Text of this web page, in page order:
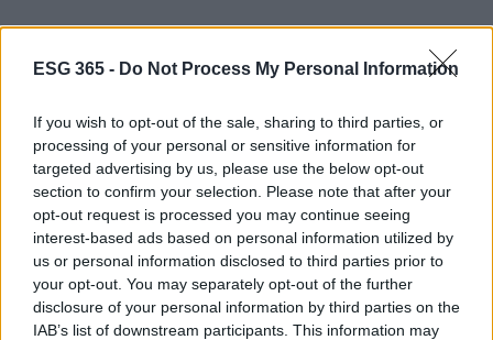
ESG 365 - Do Not Process My Personal Information
If you wish to opt-out of the sale, sharing to third parties, or
processing of your personal or sensitive information for
targeted advertising by us, please use the below opt-out
section to confirm your selection. Please note that after your
opt-out request is processed you may continue seeing
interest-based ads based on personal information utilized by
us or personal information disclosed to third parties prior to
your opt-out. You may separately opt-out of the further
disclosure of your personal information by third parties on the
IAB’s list of downstream participants. This information may
AUTORE
AiAdhubMedia